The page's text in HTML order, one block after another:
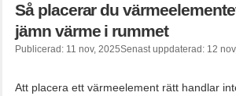
Så placerar du
jämn värme i rummet
Publicerad: 11 nov, 2025Senast uppdaterad: 12
Att placera ett värmeelement rätt handlar